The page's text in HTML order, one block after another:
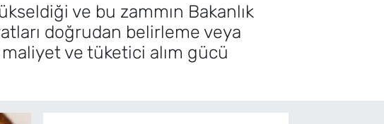
ve bu zammın Bakanlık
doğrudan belirleme veya
ve tüketici alım gücü